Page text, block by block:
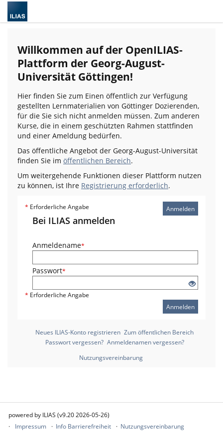
Willkommen auf der OpenILIAS-
Plattform der Georg-August-
Universität Göttingen!
Hier finden Sie zum Einen öffentlich zur Verfügung
gestellten Lernmaterialien von Göttinger Dozierenden,
für die Sie sich nicht anmelden müssen. Zum anderen
Kurse, die in einem geschützten Rahmen stattfinden
und einer Ameldung bedürfen.
Das öffentliche Angebot der Georg-August-Universität
finden Sie im öffentlichen Bereich.
Um weitergehende Funktionen dieser Plattform nutzen
zu können, ist Ihre Registrierung erforderlich.
Anmelden
* Erforderliche Angabe
Bei ILIAS anmelden
Anmeldename*
Passwort*
* Erforderliche Angabe
Anmelden
Neues ILIAS-Konto registrieren Zum öffentlichen Bereich
Passwort vergessen? Anmeldenamen vergessen?
Nutzungsvereinbarung
powered by ILIAS (v9.20 2026-05-26)
Impressum
Info Barrierefreiheit Nutzungsvereinbarung